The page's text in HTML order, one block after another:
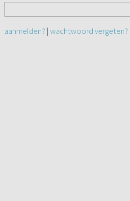
aanmelden? | wachtwoord vergeten?